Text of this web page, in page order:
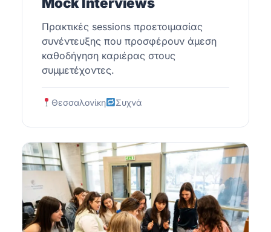
Πρακτικές sessions προετοιμασίας
συνέντευξης που προσφέρουν άμεση
καθοδήγηση καριέρας στους
συμμετέχοντες.
Θεσσαλονίκη Συχνά